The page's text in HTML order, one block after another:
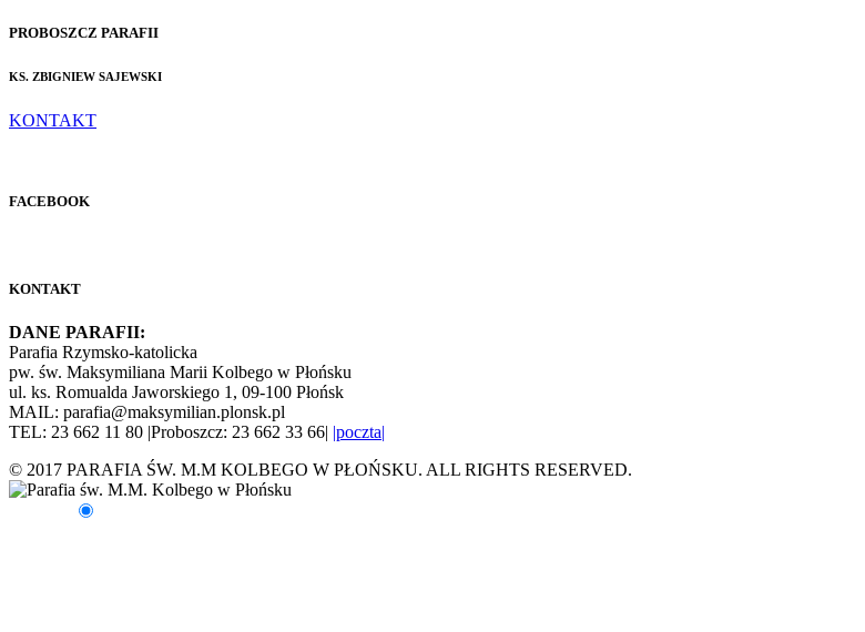
PROBOSZCZ PARAFII
KS. ZBIGNIEW SAJEWSKI
KONTAKT
FACEBOOK
KONTAKT
DANE PARAFII:
Parafia Rzymsko-katolicka
pw. św. Maksymiliana Marii Kolbego w Płońsku
ul. ks. Romualda Jaworskiego 1, 09-100 Płońsk
MAIL: parafia@maksymilian.plonsk.pl
TEL: 23 662 11 80 |Proboszcz: 23 662 33 66| |poczta|
© 2017 PARAFIA ŚW. M.M KOLBEGO W PŁOŃSKU. ALL RIGHTS RESERVED.